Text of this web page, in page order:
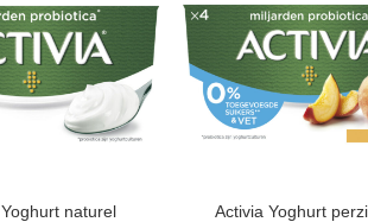
naturel Activia Yoghurt